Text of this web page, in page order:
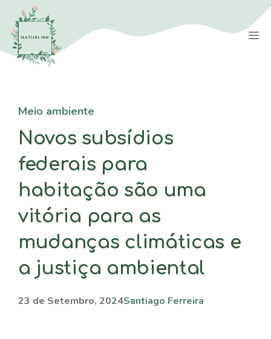
Saltar
para
conteúdo
Meio ambiente
Novos subsídios
federais para
habitação são uma
vitória para as
mudanças climáticas e
a justiça ambiental
23 de Setembro, 2024Santiago Ferreira